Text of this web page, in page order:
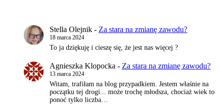
Stella Olejnik - Za stara na zmianę zawodu?
18 marca 2024
To ja dziękuję i cieszę się, że jest nas więcej ?
Agnieszka Klopocka - Za stara na zmianę zawodu?
13 marca 2024
Witam, trafiłam na blog przypadkiem. Jestem właśnie na
początku tej drogi... może trochę młodsza, chociaż wiek to
ponoć tylko liczba…